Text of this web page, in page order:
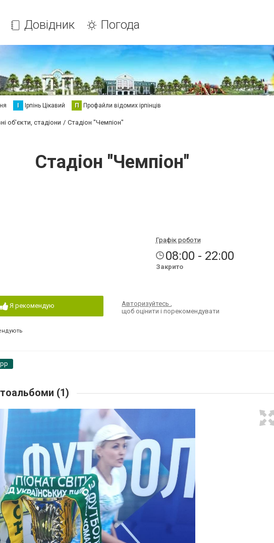
Довідник Погода
І Ірпінь Цікавий П Профайли відомих ірпінців
об'єкти, стадіони Стадіон "Чемпіон"
Стадіон "Чемпіон"
Графік роботи
08:00 - 22:00
Закрито
Я рекомендую Авторизуйтесь,
щоб оцінити і порекомендувати
(1)